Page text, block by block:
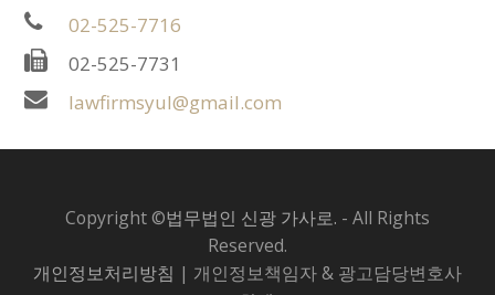
02-525-7716
02-525-7731
lawfirmsyul@gmail.com
Copyright ©법무법인 신광 가사로. - All Rights
Reserved.
개인정보처리방침 | 개인정보책임자 & 광고담당변호사